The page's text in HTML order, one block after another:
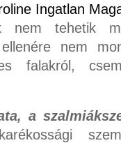
Ingatlan
nem tehetik
nem
falakról,
a